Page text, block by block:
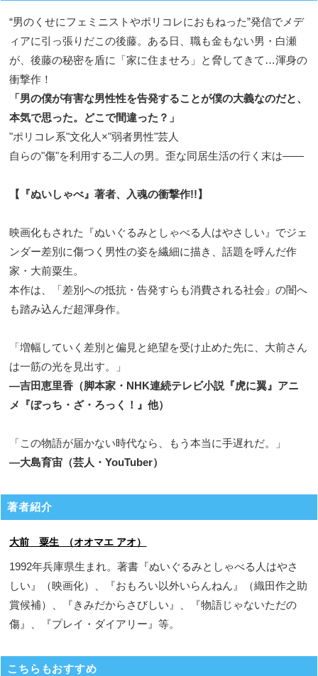
“男のくせにフェミニストやポリコレにおもねった”発信でメデ
ィアに引っ張りだこの後藤。ある日、職も金もない男・白瀬
が、後藤の秘密を盾に「家に住ませろ」と脅してきて…渾身の
衝撃作！
「男の僕が有害な男性性を告発することが僕の大義なのだと、
本気で思った。どこで間違った？」
"ポリコレ系"文化人×"弱者男性"芸人
自らの"傷"を利用する二人の男。歪な同居生活の行く末は――
【『ぬいしゃべ』著者、入魂の衝撃作!!】
映画化もされた『ぬいぐるみとしゃべる人はやさしい』でジェ
ンダー差別に傷つく男性の姿を繊細に描き、話題を呼んだ作
家・大前粟生。
本作は、「差別への抵抗・告発すらも消費される社会」の闇へ
も踏み込んだ超渾身作。
「増幅していく差別と偏見と絶望を受け止めた先に、大前さん
は一筋の光を見出す。」
―吉田恵里香（脚本家・NHK連続テレビ小説『虎に翼』アニ
メ『ぼっち・ざ・ろっく！』他）
「この物語が届かない時代なら、もう本当に手遅れだ。」
―大島育宙（芸人・YouTuber）
著者紹介
大前 粟生 （オオマエ アオ）
1992年兵庫県生まれ。著書『ぬいぐるみとしゃべる人はやさ
しい』（映画化）、『おもろい以外いらんねん』（織田作之助
賞候補）、『きみだからさびしい』、『物語じゃないただの
傷』、『プレイ・ダイアリー』等。
こちらもおすすめ